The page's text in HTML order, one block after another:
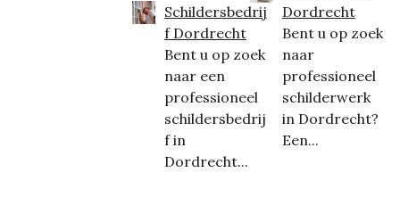
Schildersbedrij
f Dordrecht
Bent u op zoek
naar een
professioneel
schildersbedrij
f in
Dordrecht...
Dordrecht
Bent u op zoek
naar
professioneel
schilderwerk
in Dordrecht?
Een...